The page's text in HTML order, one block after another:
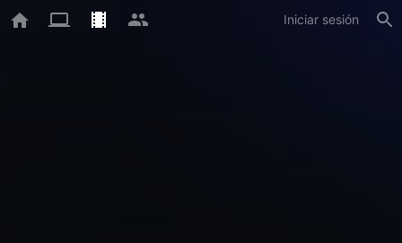
Iniciar sesión